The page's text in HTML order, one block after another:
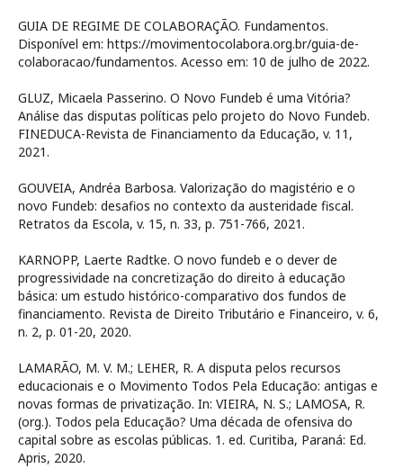
GUIA DE REGIME DE COLABORAÇÃO. Fundamentos.
Disponível em: https://movimentocolabora.org.br/guia-de-
colaboracao/fundamentos. Acesso em: 10 de julho de 2022.
GLUZ, Micaela Passerino. O Novo Fundeb é uma Vitória?
Análise das disputas políticas pelo projeto do Novo Fundeb.
FINEDUCA-Revista de Financiamento da Educação, v. 11,
2021.
GOUVEIA, Andréa Barbosa. Valorização do magistério e o
novo Fundeb: desafios no contexto da austeridade fiscal.
Retratos da Escola, v. 15, n. 33, p. 751-766, 2021.
KARNOPP, Laerte Radtke. O novo fundeb e o dever de
progressividade na concretização do direito à educação
básica: um estudo histórico-comparativo dos fundos de
financiamento. Revista de Direito Tributário e Financeiro, v. 6,
n. 2, p. 01-20, 2020.
LAMARÃO, M. V. M.; LEHER, R. A disputa pelos recursos
educacionais e o Movimento Todos Pela Educação: antigas e
novas formas de privatização. In: VIEIRA, N. S.; LAMOSA, R.
(org.). Todos pela Educação? Uma década de ofensiva do
capital sobre as escolas públicas. 1. ed. Curitiba, Paraná: Ed.
Apris, 2020.